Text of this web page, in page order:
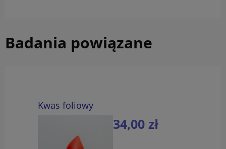
Badania powiązane
Kwas foliowy
34,00 zł